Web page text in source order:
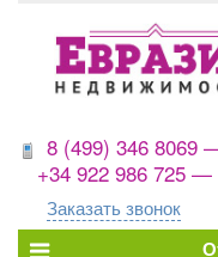
8 (499) 346 8069
+34 922 986 725 —
Заказать звонок